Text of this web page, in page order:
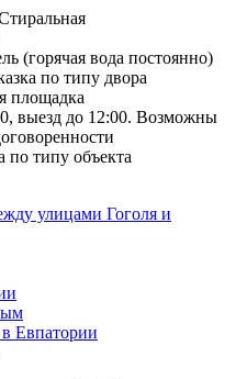
(горячая вода постоянно)
площадка
выезд до 12:00. Возможны
улицами Гоголя и
Евпатории